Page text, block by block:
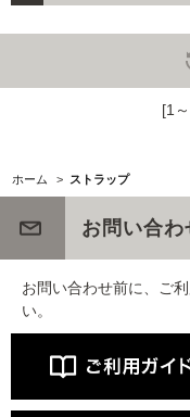
[1
ホーム > ストラップ
お問い合わ
お問い合わせ前に、ご
い。